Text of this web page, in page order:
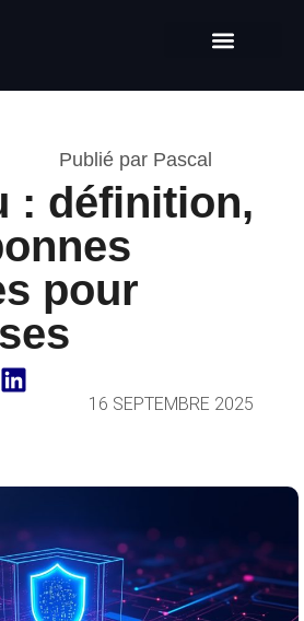
Publié par Pascal
: définition,
pour
16 SEPTEMBRE 2025